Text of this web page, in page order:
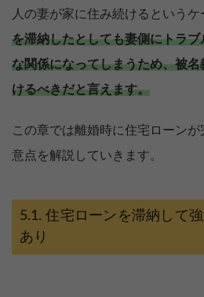
人の妻が家に住み続けるというケ
を滞納したとしても妻側にトラ
な関係になってしまうため、被
けるべきだと言えます。
この章では離婚時に住宅ローン
意点を解説していきます。
住宅ローンを滞納して
あり